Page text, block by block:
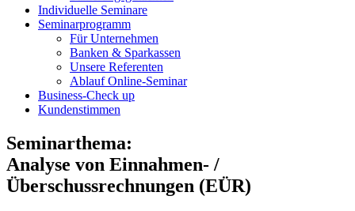
Individuelle Seminare
Seminarprogramm
Für Unternehmen
Banken & Sparkassen
Unsere Referenten
Ablauf Online-Seminar
Business-Check up
Kundenstimmen
Seminarthema:
Analyse von Einnahmen- /
Überschussrechnungen (EÜR)